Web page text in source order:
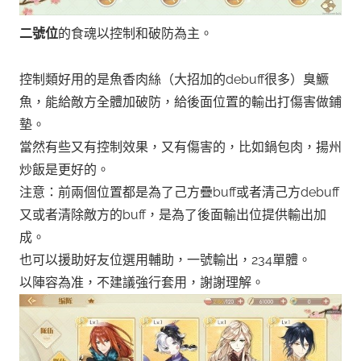
二號位的食魂以控制和破防為主。
控制類好用的是魚香肉絲（大招加的debuff很多）臭鱖
魚，能給敵方全體加破防，給後面位置的輸出打傷害做鋪
墊。
當然有些又有控制效果，又有傷害的，比如鍋包肉，揚州
炒飯是更好的。
注意：前兩個位置都是為了己方疊buff或者清己方debuff
又或者清除敵方的buff，是為了後面輸出位提供輸出加
成。
也可以援助好友位選用輔助，一號輸出，234單體。
以陣容為准，不建議強行套用，謝謝理解。